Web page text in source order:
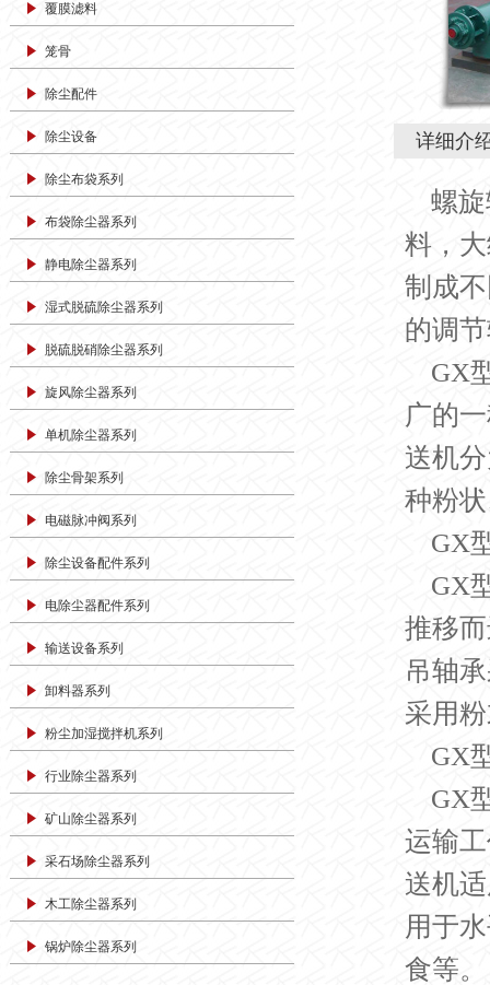
覆膜滤料
笼骨
除尘配件
除尘设备
除尘布袋系列
布袋除尘器系列
静电除尘器系列
湿式脱硫除尘器系列
脱硫脱硝除尘器系列
旋风除尘器系列
单机除尘器系列
除尘骨架系列
电磁脉冲阀系列
除尘设备配件系列
电除尘器配件系列
输送设备系列
卸料器系列
粉尘加湿搅拌机系列
行业除尘器系列
矿山除尘器系列
采石场除尘器系列
木工除尘器系列
锅炉除尘器系列
详细介
螺
料，
制成
的调
GX
广的
送机
种粉
GX
GX
推移
吊轴
采用
GX
GX
运输
送机
用于
食等。